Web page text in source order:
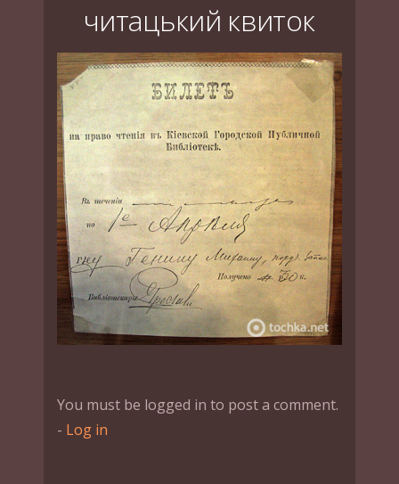
читацький квиток
You must be logged in to post a comment.
- Log in